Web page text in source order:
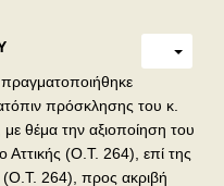
πρόσκλησης του κ.
θέμα την αξιοποίηση του
Αττικής (Ο.Τ. 264), επί της
264), προς ακριβή